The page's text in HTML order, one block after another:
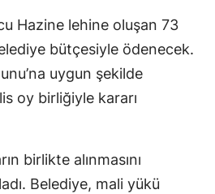
Hazine lehine oluşan 73
bütçesiyle ödenecek.
uygun şekilde
oy birliğiyle kararı
birlikte alınmasını
Belediye, mali yükü